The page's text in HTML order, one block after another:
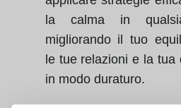
la calma in
migliorando il tuo
le tue relazioni e la tua
in modo duraturo.